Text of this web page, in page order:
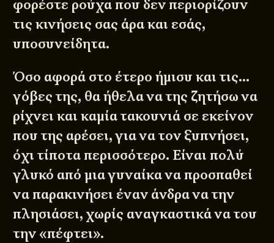
φορέστε ρούχα που δεν περιορίζουν
τις κινήσεις σας άρα και εσάς,
υποσυνείδητα.
Όσο αφορά στο έτερο ήμισυ και τις…
γόβες της, θα ήθελα να της ζητήσω να
ρίχνει και καμία τακουνιά σε εκείνον
που της αρέσει, για να τον ξυπνήσει,
όχι τίποτα περισσότερο. Είναι πολύ
γλυκό από μια γυναίκα να προσπαθεί
να παρακινήσει έναν άνδρα να την
πλησιάσει, χωρίς αναγκαστικά να του
την «πέφτει».